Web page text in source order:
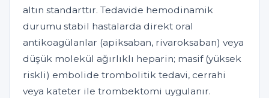
altın standarttır. Tedavide hemodinamik
durumu stabil hastalarda direkt oral
antikoagülanlar (apiksaban, rivaroksaban) veya
düşük molekül ağırlıklı heparin; masif (yüksek
riskli) embolide trombolitik tedavi, cerrahi
veya kateter ile trombektomi uygulanır.